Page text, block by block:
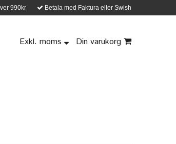
990kr Betala med Faktura eller Swish
Exkl. moms Din varukorg